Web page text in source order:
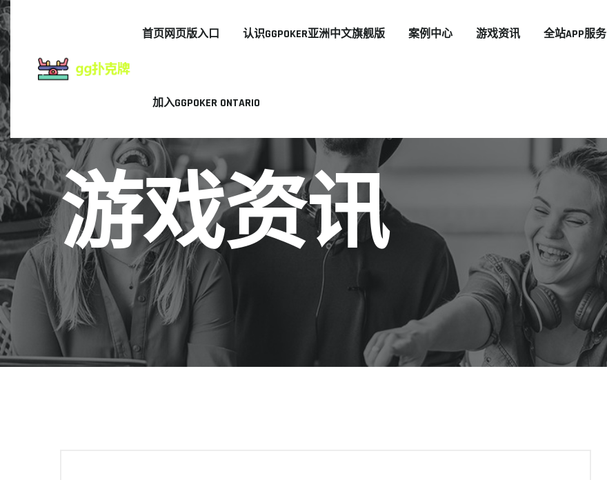
首页网页版入口 认识GGPOKER亚洲中文旗舰版 案例中心 游戏资讯 全站APP服务
加入GGPOKER ONTARIO
游戏资讯